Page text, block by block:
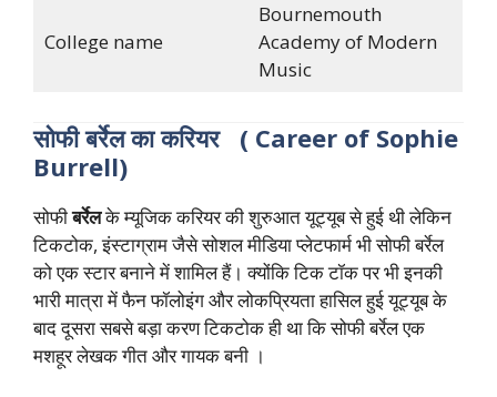
College name
Bournemouth
Academy of Modern
Music
सोफी बर्रेल का करियर ( Career of Sophie
Burrell)
सोफीबर्रेलके म्यूजिक करियर की शुरुआत यूट्यूब से हुई थी लेकिन
टिकटोक, इंस्टाग्राम जैसे सोशल मीडिया प्लेटफार्म भी सोफी बर्रेल
को एक स्टार बनाने में शामिल हैं। क्योंकि टिक टॉक पर भी इनकी
भारी मात्रा में फैन फॉलोइंग और लोकप्रियता हासिल हुई यूट्यूब के
बाद दूसरा सबसे बड़ा करण टिकटोक ही था कि सोफी बर्रेल एक
मशहूर लेखक गीत और गायक बनी ।